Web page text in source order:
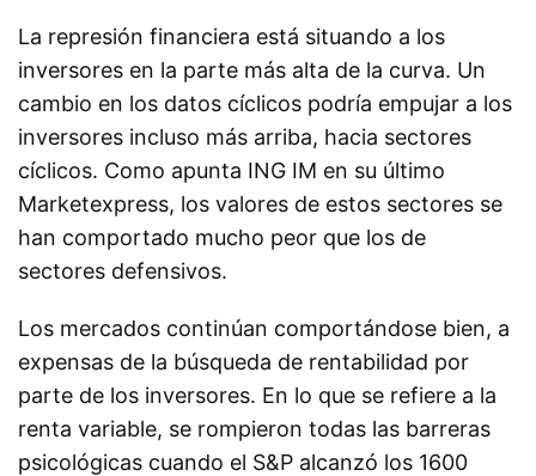
La represión financiera está situando a los
inversores en la parte más alta de la curva. Un
cambio en los datos cíclicos podría empujar a los
inversores incluso más arriba, hacia sectores
cíclicos. Como apunta ING IM en su último
Marketexpress, los valores de estos sectores se
han comportado mucho peor que los de
sectores defensivos.
Los mercados continúan comportándose bien, a
expensas de la búsqueda de rentabilidad por
parte de los inversores. En lo que se refiere a la
renta variable, se rompieron todas las barreras
psicológicas cuando el S&P alcanzó los 1600